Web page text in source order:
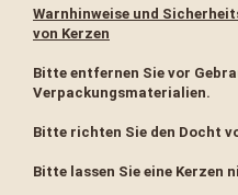
Warnhinweise und
von Kerzen
Bitte entfernen Sie vor
Verpackungsmaterialien.
Bitte richten Sie den Docht
Bitte lassen Sie eine Kerzen